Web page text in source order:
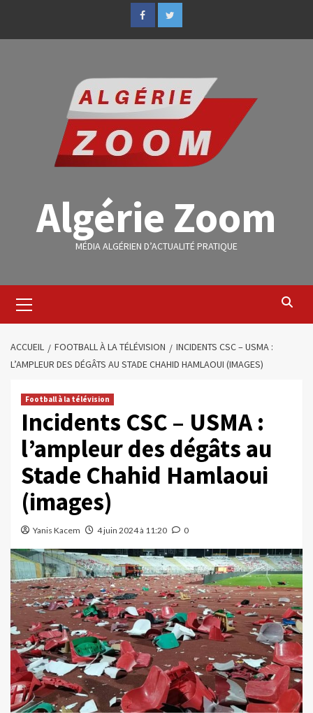
Algérie Zoom
MÉDIA ALGÉRIEN D’ACTUALITÉ PRATIQUE
ACCUEIL FOOTBALL À LA TÉLÉVISION
INCIDENTS CSC – USMA :
L’AMPLEUR DES DÉGÂTS AU STADE CHAHID HAMLAOUI (IMAGES)
Football à la télévision
Incidents CSC – USMA :
l’ampleur des dégâts au
Stade Chahid Hamlaoui
(images)
Yanis Kacem 4 juin 2024 à 11:20 0